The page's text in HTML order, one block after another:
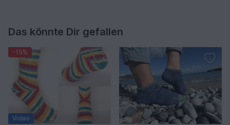
Das könnte Dir gefallen
-15%
Video